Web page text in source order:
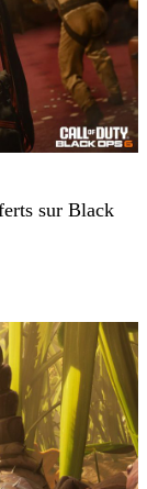
sur Black